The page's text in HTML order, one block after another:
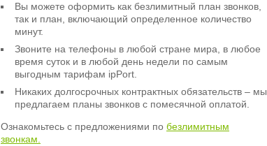
Вы можете оформить как безлимитный план звонков,
так и план, включающий определенное количество
минут.
Звоните на телефоны в любой стране мира, в любое
время суток и в любой день недели по самым
выгодным тарифам ipPort.
Никаких долгосрочных контрактных обязательств – мы
предлагаем планы звонков с помесячной оплатой.
Ознакомьтесь с предложениями по безлимитным
звонкам.